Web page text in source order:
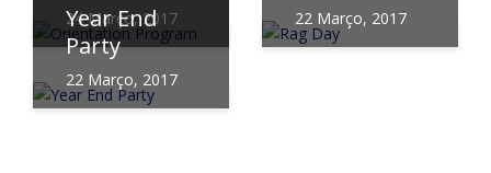
24 Março, 2017 22 Março, 2017
Year End
Party
22 Março, 2017